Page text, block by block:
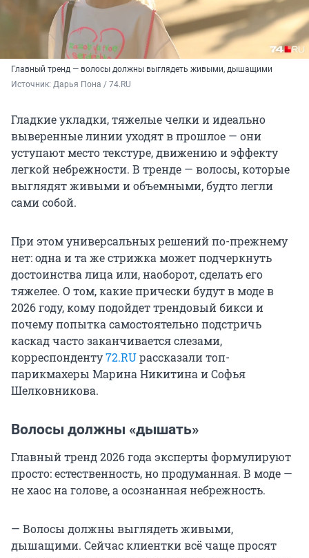
Главный тренд — волосы должны выглядеть живыми, дышащими
Источник: Дарья Пона / 74.RU
Гладкие укладки, тяжелые челки и идеально
выверенные линии уходят в прошлое — они
уступают место текстуре, движению и эффекту
легкой небрежности. В тренде — волосы, которые
выглядят живыми и объемными, будто легли
сами собой.
При этом универсальных решений по-прежнему
нет: одна и та же стрижка может подчеркнуть
достоинства лица или, наоборот, сделать его
тяжелее. О том, какие прически будут в моде в
2026 году, кому подойдет трендовый бикси и
почему попытка самостоятельно подстричь
каскад часто заканчивается слезами,
корреспонденту72.RUрассказали топ-
парикмахеры Марина Никитина и Софья
Шелковникова.
Волосы должны «дышать»
Главный тренд 2026 года эксперты формулируют
просто: естественность, но продуманная. В моде —
не хаос на голове, а осознанная небрежность.
— Волосы должны выглядеть живыми,
дышащими. Сейчас клиентки всё чаще просят